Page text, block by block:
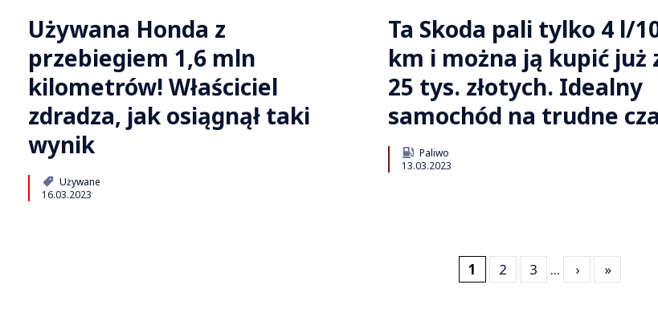
Używana Honda z
przebiegiem 1,6 mln
kilometrów! Właściciel
zdradza, jak osiągnął taki
wynik
Używane
16.03.2023
Ta Skoda pali tylko 4 l/
km i można ją kupić już
25 tys. złotych. Idealny
samochód na trudne
Paliwo
13.03.2023
1 2 3 ... › »